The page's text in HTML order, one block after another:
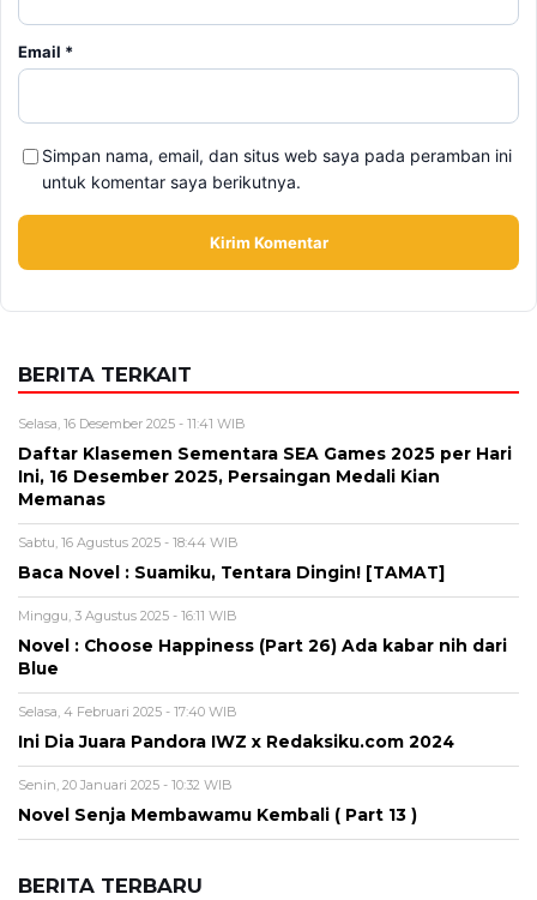
Email *
Simpan nama, email, dan situs web saya pada peramban ini
untuk komentar saya berikutnya.
BERITA TERKAIT
Selasa, 16 Desember 2025 - 11:41 WIB
Daftar Klasemen Sementara SEA Games 2025 per Hari
Ini, 16 Desember 2025, Persaingan Medali Kian
Memanas
Sabtu, 16 Agustus 2025 - 18:44 WIB
Baca Novel : Suamiku, Tentara Dingin! [TAMAT]
Minggu, 3 Agustus 2025 - 16:11 WIB
Novel : Choose Happiness (Part 26) Ada kabar nih dari
Blue
Selasa, 4 Februari 2025 - 17:40 WIB
Ini Dia Juara Pandora IWZ x Redaksiku.com 2024
Senin, 20 Januari 2025 - 10:32 WIB
Novel Senja Membawamu Kembali ( Part 13 )
BERITA TERBARU